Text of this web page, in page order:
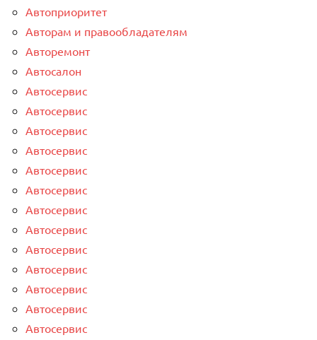
Автоприоритет
Авторам и правообладателям
Авторемонт
Автосалон
Автосервис
Автосервис
Автосервис
Автосервис
Автосервис
Автосервис
Автосервис
Автосервис
Автосервис
Автосервис
Автосервис
Автосервис
Автосервис